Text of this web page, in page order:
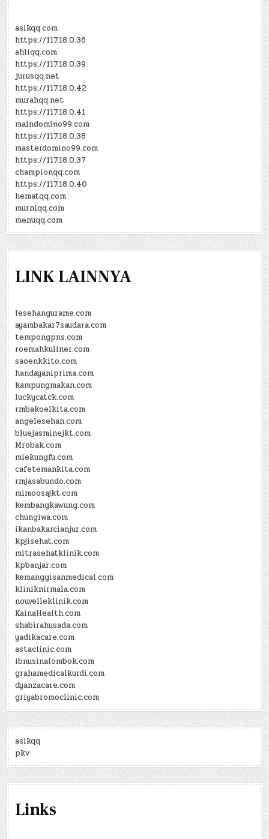
asikqq.com
https://117.18.0.36
ahliqq.com
https://117.18.0.39
jurusqq.net
https://117.18.0.42
murahqq.net
https://117.18.0.41
maindomino99.com
https://117.18.0.38
masterdomino99.com
https://117.18.0.37
championqq.com
https://117.18.0.40
hematqq.com
murniqq.com
menuqq.com
LINK LAINNYA
lesehangurame.com
ayambakar7saudara.com
tempongpns.com
roemahkuliner.com
saoenkkito.com
handayaniprima.com
kampungmakan.com
luckycatck.com
rmbakoelkita.com
angelesehan.com
bluejasminejkt.com
Mrobak.com
miekungfu.com
cafetemankita.com
rmjasabundo.com
mimoosajkt.com
kembangkawung.com
chungiwa.com
ikanbakarcianjur.com
kpjisehat.com
mitrasehatklinik.com
kpbanjar.com
kemanggisanmedical.com
kliniknirmala.com
nouvelleklinik.com
KainaHealth.com
shabirahusada.com
yadikacare.com
astaclinic.com
ibnusinalombok.com
grahamedicalkurdi.com
dyanzacare.com
griyabromoclinic.com
asikqq
pkv
Links